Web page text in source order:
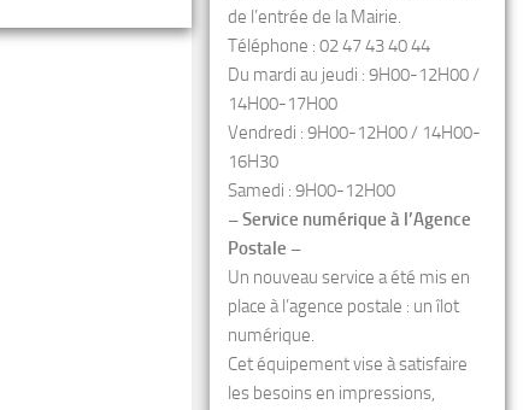
de l’entrée de la Mairie.
Téléphone : 02 47 43 40 44
Du mardi au jeudi : 9H00-12H00 /
14H00-17H00
Vendredi : 9H00-12H00 / 14H00-
16H30
Samedi : 9H00-12H00
– Service numérique à l’Agence
Postale –
Un nouveau service a été mis en
place à l’agence postale : un îlot
numérique.
Cet équipement vise à satisfaire
les besoins en impressions,